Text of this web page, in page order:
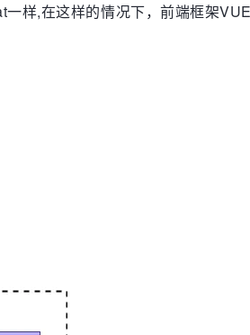
样,在这样的情况下，前端框架